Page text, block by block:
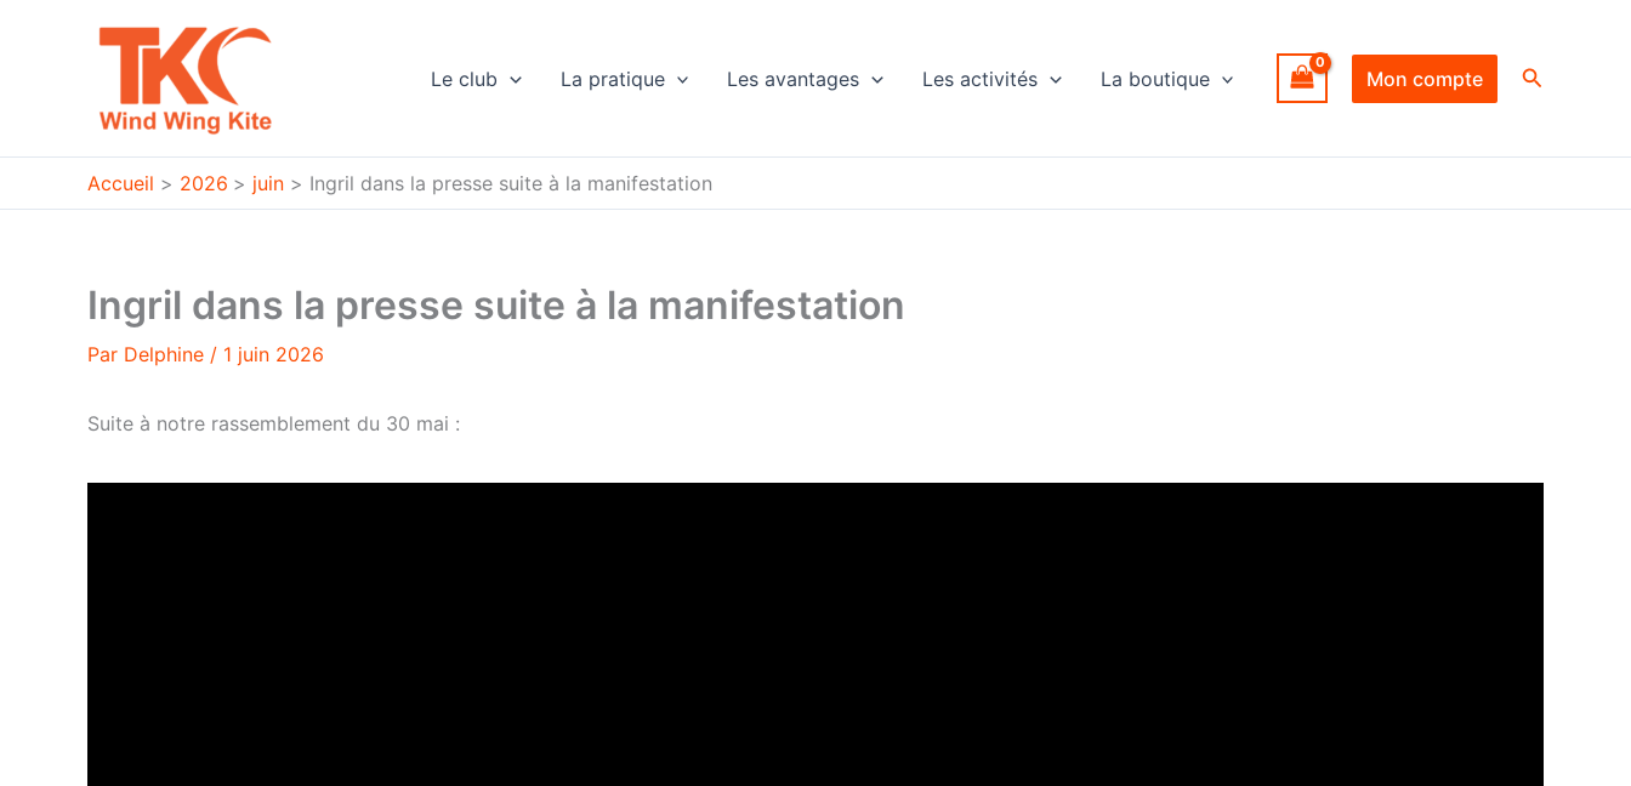
Le club La pratique Les avantages Les activités La boutique Mon compte
Accueil 2026 juin Ingril dans la presse suite à la manifestation
Ingril dans la presse suite à la manifestation
Par Delphine / 1 juin 2026
Suite à notre rassemblement du 30 mai :